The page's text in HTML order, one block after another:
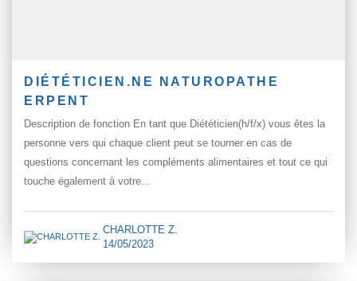
DIÉTÉTICIEN.NE NATUROPATHE
ERPENT
Description de fonction En tant que Diététicien(h/f/x) vous êtes la
personne vers qui chaque client peut se tourner en cas de
questions concernant les compléments alimentaires et tout ce qui
touche également à votre...
CHARLOTTE Z.
14/05/2023